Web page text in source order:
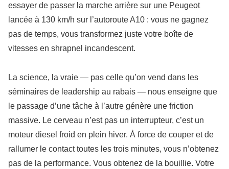
essayer de passer la marche arrière sur une Peugeot
lancée à 130 km/h sur l’autoroute A10 : vous ne gagnez
pas de temps, vous transformez juste votre boîte de
vitesses en shrapnel incandescent.
La science, la vraie — pas celle qu’on vend dans les
séminaires de leadership au rabais — nous enseigne que
le passage d’une tâche à l’autre génère une friction
massive. Le cerveau n’est pas un interrupteur, c’est un
moteur diesel froid en plein hiver. À force de couper et de
rallumer le contact toutes les trois minutes, vous n’obtenez
pas de la performance. Vous obtenez de la bouillie. Votre